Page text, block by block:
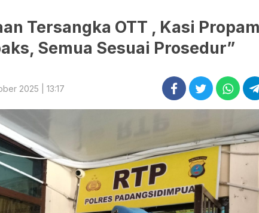
Tersangka OTT , Kasi Propam
Semua Sesuai Prosedur”
2025 | 13:17